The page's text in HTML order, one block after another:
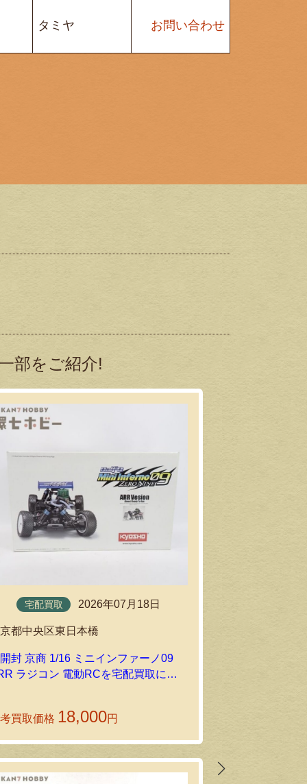
タミヤ お問い合わせ
部をご紹介!
宅配買取 2026年07月18日
都中央区東日本橋
封 京商 1/16 ミニインファーノ09
ラジコン 電動RCを宅配買取にて
買取価格 18,000円